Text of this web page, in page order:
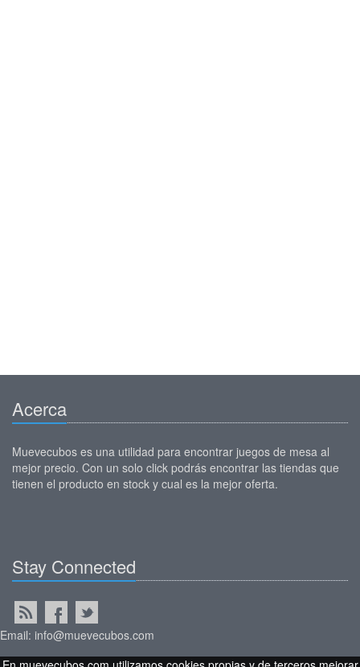
Acerca
Muevecubos es una utilidad para encontrar juegos de mesa al
mejor precio. Con un solo click podrás encontrar las tiendas que
tienen el producto en stock y cual es la mejor oferta.
Stay Connected
Email: info@muevecubos.com